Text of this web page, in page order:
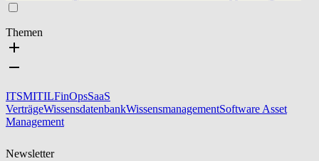
Themen
ITSMITILFinOpsSaaS
VerträgeWissensdatenbankWissensmanagementSoftware Asset
Management
Newsletter